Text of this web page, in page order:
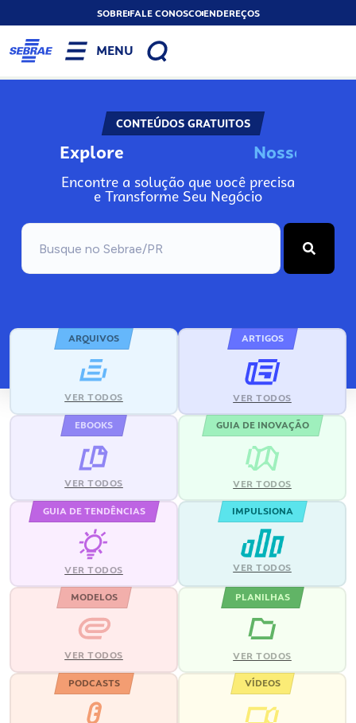
SOBREFALE CONOSCOENDEREÇOS
MENU
CONTEÚDOS GRATUITOS
Explore N os
N
Encontre a solução que você precisa
e Transforme Seu Negócio
ARQUIVOS
VER TODOS
ARTIGOS
VER TODOS
EBOOKS
VER TODOS
GUIA DE INOVAÇÃO
VER TODOS
GUIA DE TENDÊNCIAS
VER TODOS
IMPULSIONA
VER TODOS
MODELOS
VER TODOS
PLANILHAS
VER TODOS
PODCASTS VÍDEOS